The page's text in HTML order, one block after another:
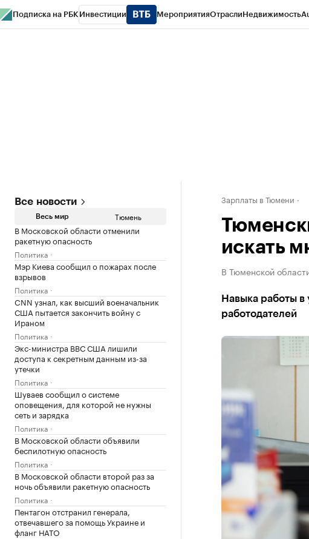
Подписка на РБК Инвестиции МероприятияОтраслиНедвижимость
Все новости
Весь мир Тюмень
В Московской области отменили
ракетную опасность
Политика
Мэр Киева сообщил о пожарах после
взрывов
Политика
CNN узнал, как высший военачальник
США пытается закончить войну с
Ираном
Политика
Экс-министра ВВС США лишили
доступа к секретным данным из-за
утечки
Политика
Шуваев сообщил о системе
оповещения, для которой не нужны
сеть и зарядка
Политика
В Московской области объявили
беспилотную опасность
Политика
В Московской области второй раз за
ночь объявили ракетную опасность
Политика
Пентагон отстранил генерала,
отвечавшего за помощь Украине и
фланг НАТО
Зарплаты в Тюмени
искать
В Тюменской
Навыка работы в
работодателей